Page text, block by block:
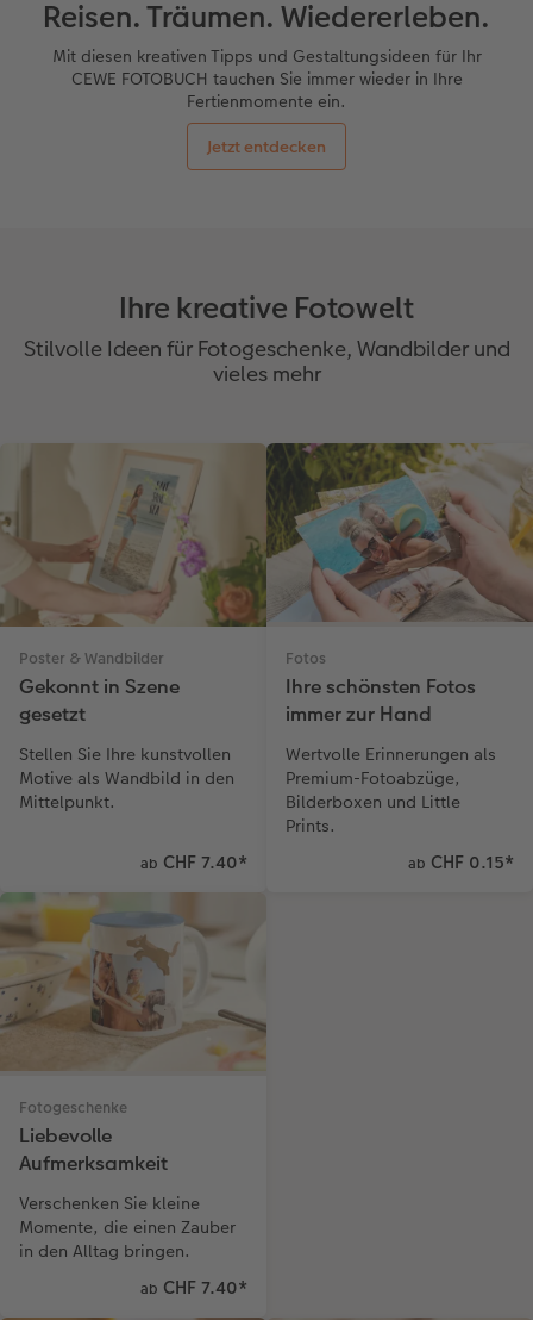
CEWE FOTOBUCH per PDF
Zubehör
Zubehör
Reisen. Träumen. Wiedererleben.
Mit diesen kreativen Tipps und Gestaltungsideen für Ihr
CEWE FOTOBUCH tauchen Sie immer wieder in Ihre
Fertienmomente ein.
Jetzt entdecken
Ihre kreative Fotowelt
Stilvolle Ideen für Fotogeschenke, Wandbilder und
vieles mehr
Poster & Wandbilder
Gekonnt in Szene
gesetzt
Stellen Sie Ihre kunstvollen
Motive als Wandbild in den
Mittelpunkt.
ab CHF 7.40*
Fotos
Ihre schönsten Fotos
immer zur Hand
Wertvolle Erinnerungen als
Premium-Fotoabzüge,
Bilderboxen und Little
Prints.
ab CHF 0.15*
Fotogeschenke
Liebevolle
Aufmerksamkeit
Verschenken Sie kleine
Momente, die einen Zauber
in den Alltag bringen.
ab CHF 7.40*